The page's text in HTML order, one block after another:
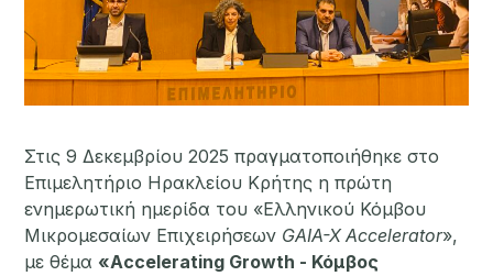
Στις 9 Δεκεμβρίου 2025 πραγματοποιήθηκε στο
Επιμελητήριο Ηρακλείου Κρήτης η πρώτη
ενημερωτική ημερίδα του «Ελληνικού Κόμβου
Μικρομεσαίων Επιχειρήσεων GAIA-X Accelerator»,
με θέμα «Accelerating Growth - Κόμβος